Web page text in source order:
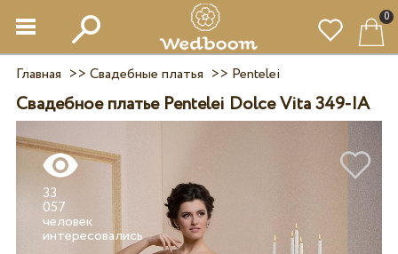
0
Главная >> Свадебные платья >> Pentelei
Свадебное платье Pentelei Dolce Vita 349-IA
33
057
человек
интересовались